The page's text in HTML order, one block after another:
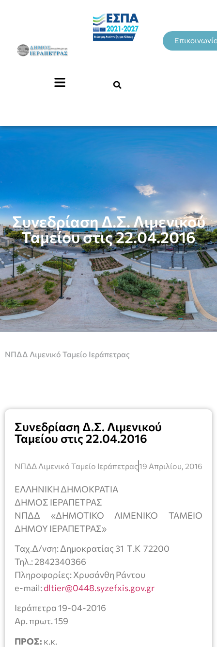
Συνεδρίαση Δ.Σ. Λιμενικού
Ταμείου στις 22.04.2016
ΝΠΔΔ Λιμενικό Ταμείο Ιεράπετρας
Συνεδρίαση Δ.Σ. Λιμενικού
Ταμείου στις 22.04.2016
ΝΠΔΔ Λιμενικό Ταμείο Ιεράπετρας19 Απριλίου, 2016
ΕΛΛΗΝΙΚΗ ΔΗΜΟΚΡΑΤΙΑ
ΔΗΜΟΣ ΙΕΡΑΠΕΤΡΑΣ
ΝΠΔΔ «ΔΗΜΟΤΙΚΟ ΛΙΜΕΝΙΚΟ ΤΑΜΕΙΟ
ΔΗΜΟΥ ΙΕΡΑΠΕΤΡΑΣ»
Ταχ.Δ/νση: Δημοκρατίας 31 Τ.Κ 72200
Τηλ.: 2842340366
Πληροφορίες: Χρυσάνθη Ράντου
e-mail:dltier@0448.syzefxis.gov.gr
Ιεράπετρα 19-04-2016
Αρ. πρωτ. 159
ΠΡΟΣ: κ.κ.